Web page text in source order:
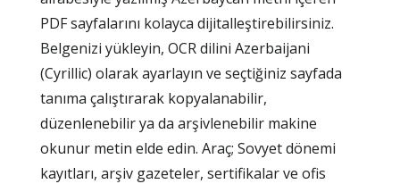
PDF sayfalarını kolayca dijitalleştirebilirsiniz.
Belgenizi yükleyin, OCR dilini Azerbaijani
(Cyrillic) olarak ayarlayın ve seçtiğiniz sayfada
tanıma çalıştırarak kopyalanabilir,
düzenlenebilir ya da arşivlenebilir makine
okunur metin elde edin. Araç; Sovyet dönemi
kayıtları, arşiv gazeteler, sertifikalar ve ofis